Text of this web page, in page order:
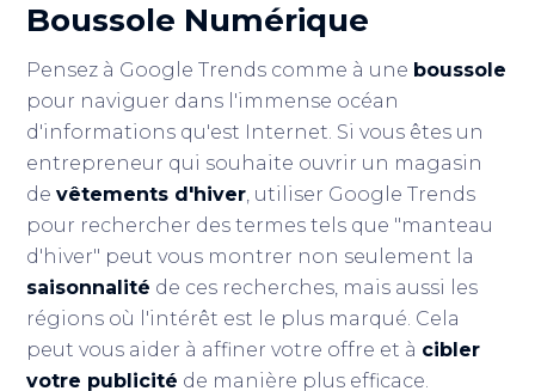
Boussole Numérique
Pensez à Google Trends comme à une boussole
pour naviguer dans l'immense océan
d'informations qu'est Internet. Si vous êtes un
entrepreneur qui souhaite ouvrir un magasin
devêtements d'hiver, utiliser Google Trends
pour rechercher des termes tels que "manteau
d'hiver" peut vous montrer non seulement la
saisonnalité de ces recherches, mais aussi les
régions où l'intérêt est le plus marqué. Cela
peut vous aider à affiner votre offre et à cibler
votre publicité de manière plus efficace.